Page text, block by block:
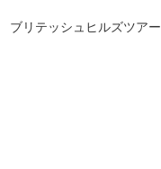
ブリテッシュヒルズツアー